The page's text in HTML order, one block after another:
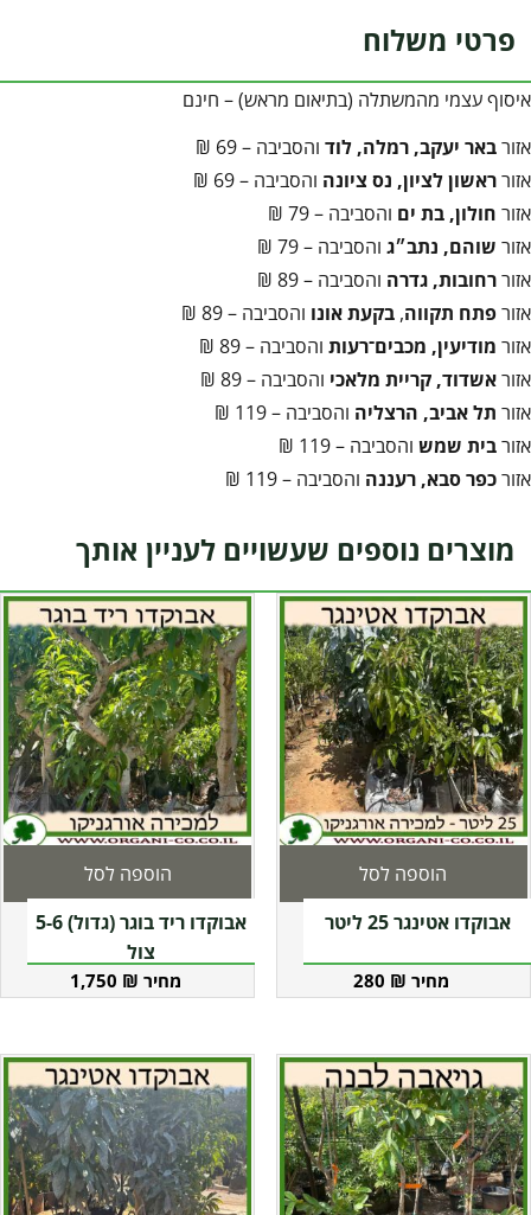
פרטי משלוח
איסוף עצמי מהמשתלה (בתיאום מראש) – חינם
אזורבאר יעקב, רמלה, לוד והסביבה – 69 ₪
אזורראשון לציון, נס ציונה והסביבה – 69 ₪
אזור חולון, בת ים והסביבה – 79 ₪
אזור שוהם, נתב״ג והסביבה – 79 ₪
אזוררחובות, גדרה והסביבה – 89 ₪
אזורפתח תקווה, בקעת אונו והסביבה – 89 ₪
אזור מודיעין, מכבים־רעות והסביבה – 89 ₪
אזוראשדוד, קריית מלאכי והסביבה – 89 ₪
אזור תל אביב, הרצליה והסביבה – 119 ₪
אזורבית שמש והסביבה – 119 ₪
אזורכפר סבא, רעננה והסביבה – 119 ₪
מוצרים נוספים שעשויים לעניין אותך
אבוקדו אטינגר 25 ליטר
280 ₪
הוספה לסל
אבוקדו ריד בוגר (גדול) 5-6
צול
1,750 ₪
הוספה לסל